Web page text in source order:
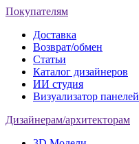
Покупателям
Доставка
Возврат/обмен
Статьи
Каталог дизайнеров
ИИ студия
Визуализатор панелей
Дизайнерам/архитекторам